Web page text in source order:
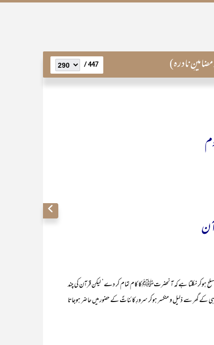
نادرہ) 447 /
ہوکر نکلتا ہے کہ آنحضرتﷺکا کام تمام کر دے‘ لیکن قرآن کی چند
کے گھر سے ذلیل و منکسر ہوکر سرورِ کائناتؐ کے حضور میں حاضر ہوجاتا